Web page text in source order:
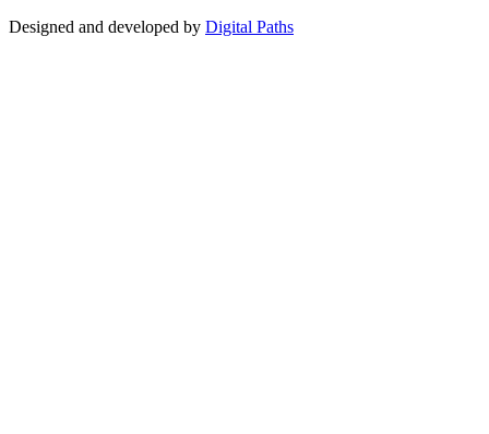
Designed and developed by Digital Paths